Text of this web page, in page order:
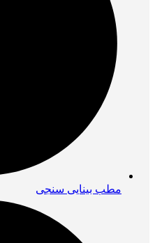
مطب بینایی سنجی